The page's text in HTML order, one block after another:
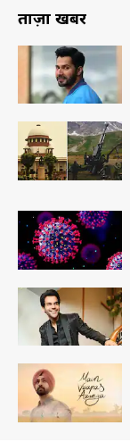
ताज़ा खबरें